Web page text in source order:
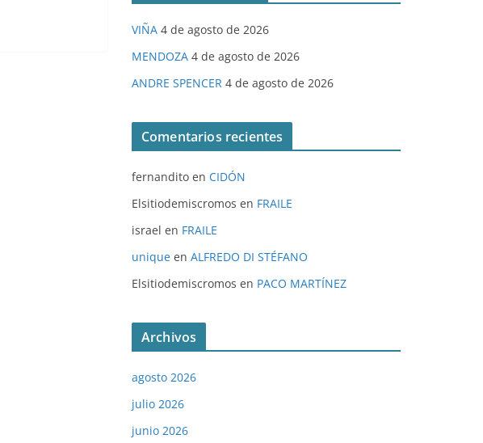
VIÑA 4 de agosto de 2026
MENDOZA 4 de agosto de 2026
ANDRE SPENCER 4 de agosto de 2026
Comentarios recientes
fernandito en CIDÓN
Elsitiodemiscromos en FRAILE
israel en FRAILE
unique en ALFREDO DI STÉFANO
Elsitiodemiscromos en PACO MARTÍNEZ
Archivos
agosto 2026
julio 2026
junio 2026